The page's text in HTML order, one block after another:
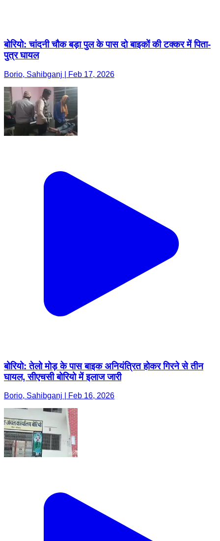
बोरियो: चांदनी चौक बड़ा पुल के पास दो बाइकों की टक्कर में पिता-
पुत्र घायल
Borio, Sahibganj | Feb 17, 2026
बोरियो: तेलो मोड़ के पास बाइक अनियंत्रित होकर गिरने से तीन
घायल, सीएचसी बोरियो में इलाज जारी
Borio, Sahibganj | Feb 16, 2026